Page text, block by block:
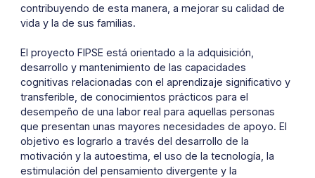
contribuyendo de esta manera, a mejorar su calidad de
vida y la de sus familias.
El proyecto FIPSE está orientado a la adquisición,
desarrollo y mantenimiento de las capacidades
cognitivas relacionadas con el aprendizaje significativo y
transferible, de conocimientos prácticos para el
desempeño de una labor real para aquellas personas
que presentan unas mayores necesidades de apoyo. El
objetivo es lograrlo a través del desarrollo de la
motivación y la autoestima, el uso de la tecnología, la
estimulación del pensamiento divergente y la